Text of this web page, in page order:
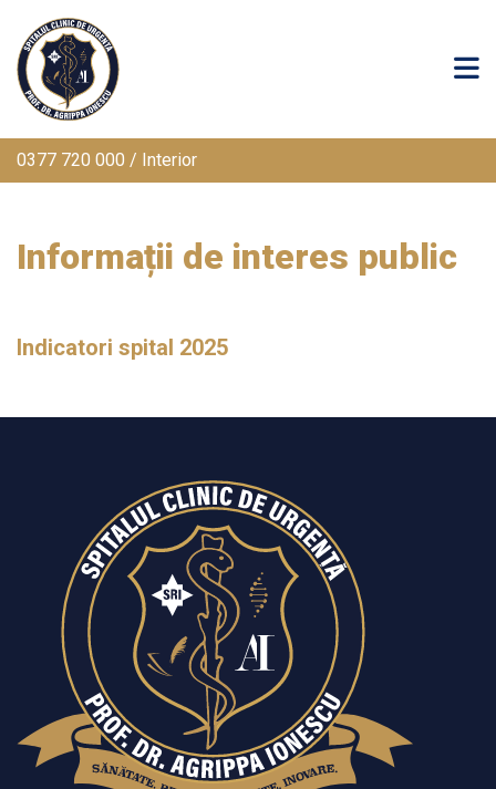
0377 720 000 / Interior
Informații de interes public
Indicatori spital 2025